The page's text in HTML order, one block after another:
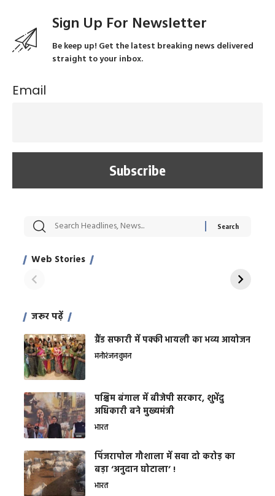
Sign Up For Newsletter
Be keep up! Get the latest breaking news delivered
straight to your inbox.
Email
Web Stories
सट्टेबाजी में अरेस्ट हुए
साहिल खान
रोज एक कच्चे लहसुन
जरूर पढ़ें
ग्रैंड सफारी में पक्की भायली का भव्य आयोजन
मनोरंजनवुमन
पश्चिम बंगाल में बीजेपी सरकार, शुभेंदु
अधिकारी बने मुख्यमंत्री
भारत
​पिंजरापोल गौशाला में सवा दो करोड़ का
बड़ा ‘अनुदान घोटाला’ !
भारत